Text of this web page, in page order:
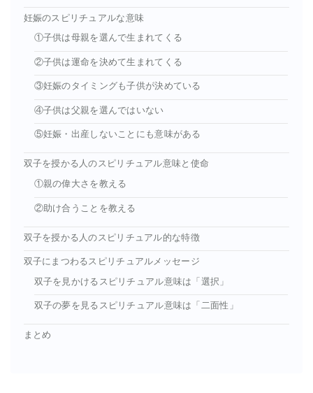
妊娠のスピリチュアルな意味
①子供は母親を選んで生まれてくる
②子供は運命を決めて生まれてくる
③妊娠のタイミングも子供が決めている
④子供は父親を選んではいない
⑤妊娠・出産しないことにも意味がある
双子を授かる人のスピリチュアル意味と使命
①親の偉大さを教える
②助け合うことを教える
双子を授かる人のスピリチュアル的な特徴
双子にまつわるスピリチュアルメッセージ
双子を見かけるスピリチュアル意味は「選択」
双子の夢を見るスピリチュアル意味は「二面性」
まとめ